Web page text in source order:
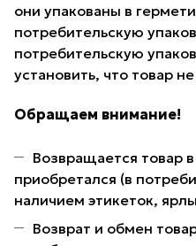
они упакованы в
потребительскую
потребительскую
установить, что товар
Обращаем внимание!
Возвращается товар
приобретался (в
наличием этикеток,
Возврат и обмен